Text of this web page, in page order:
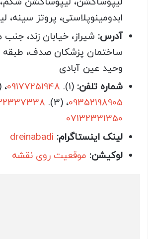
ابدومینوپلاستی، پروتز
آدرس: شیراز، خیابان زند،
وحید عین آبادی
شماره تلفن: (1).
،
09352198905، (3).
07132331350
لینک اینستاگرام: dreinabadi
لوکیشن: موقعیت روی نقشه